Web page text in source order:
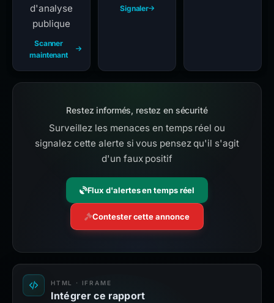
d'analyse
publique
Scanner
maintenant
Signaler
Restez informés, restez en sécurité
Surveillez les menaces en temps réel ou
signalez cette alerte si vous pensez qu'il s'agit
d'un faux positif
Flux d'alertes en temps réel
Contester cette annonce
HTML · IFRAME
Intégrer ce rapport